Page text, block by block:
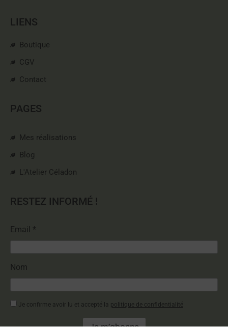
LIENS
Boutique
CGV
Contact
PAGES
Mes réalisations
Blog
L'Atelier Céladon
RESTEZ INFORMÉ !
Email *
Nom
Je confirme avoir lu et accepté la politique de confidentialité